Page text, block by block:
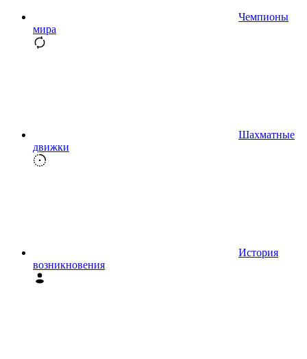
Чемпионы
мира
Шахматные
движки
История
возникновения